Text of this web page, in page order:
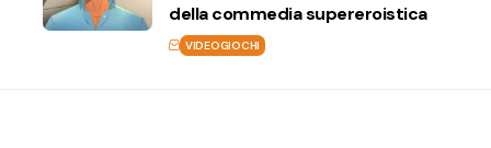
della commedia supereroistica
VIDEOGIOCHI